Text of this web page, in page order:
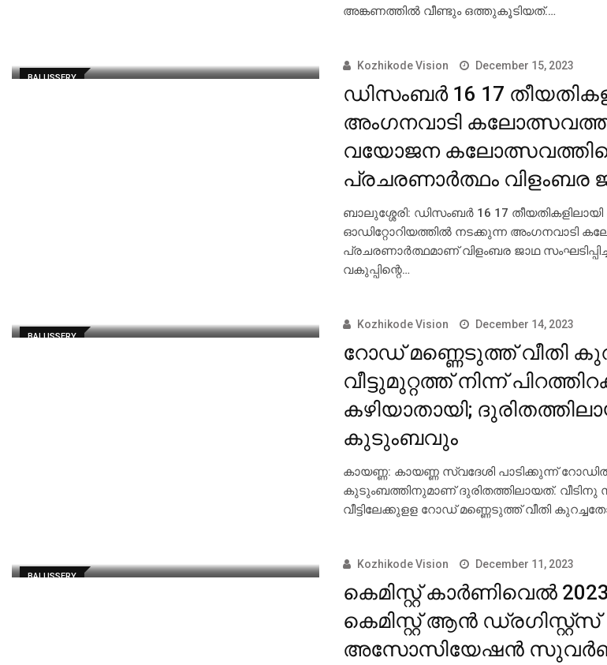
അങ്കണത്തില്‍ വീണ്ടും ഒത്തുകൂടിയത്.…
BALUSSERY
Kozhikode Vision December 15, 2023
ഡിസംബര്‍ 16 17
അംഗനവാടി
വയോജന
പ്രചരണാര്‍ത്ഥം വിളംബര
ബാലുശ്ശേരി: ഡിസംബര്‍ 16 17
ഓഡിറ്റോറിയത്തില്‍ നടക്കുന്ന അംഗനവാടി
പ്രചരണാര്‍ത്ഥമാണ് വിളംബര ജാഥ
വകുപ്പിന്റെ…
BALUSSERY
Kozhikode Vision December 14, 2023
റോഡ് മണ്ണെടുത്ത് വീതി
വീട്ടുമുറ്റത്ത് നിന്ന്
കഴിയാതായി;
കുടുംബവും
കായണ്ണ: കായണ്ണ സ്വദേശി പാടിക്കുന്ന്
കുടുംബത്തിനുമാണ് ദുരിതത്തിലായത്. വീടിനു
വീട്ടിലേക്കുളള റോഡ് മണ്ണെടുത്ത് വീതി
BALUSSERY
Kozhikode Vision December 11, 2023
കെമിസ്റ്റ് കാര്‍ണിവെല്‍
കെമിസ്റ്റ് ആന്‍ ഡ്രഗിസ്റ്റ്സ്
അസോസിയേഷന്‍ സുവര്‍ണ